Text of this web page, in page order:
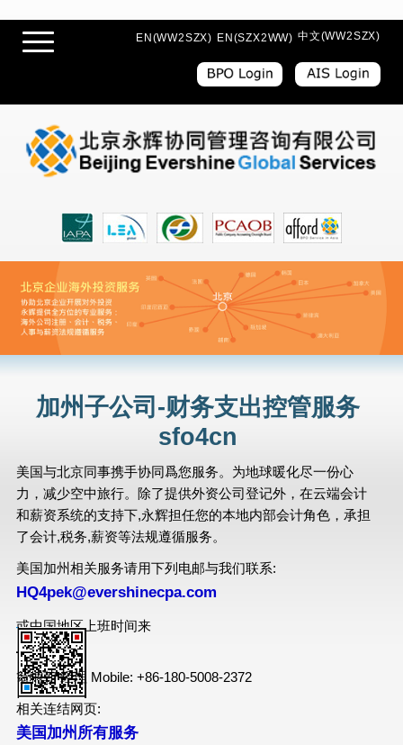
EN(WW2SZX) EN(SZX2WW) 中文(WW2SZX)
加州子公司-财务支出控管服务
sfo4cn
美国与北京同事携手协同爲您服务。为地球暖化尽一份心
力，减少空中旅行。除了提供外资公司登记外，在云端会计
和薪资系统的支持下,永辉担任您的本地内部会计角色，承担
了会计,税务,薪资等法规遵循服务。
美国加州相关服务请用下列电邮与我们联系:
HQ4pek@evershinecpa.com
或中国地区上班时间来
电:
翁柄朝 经理 Mobile: +86-180-5008-2372
相关连结网页:
美国加州所有服务